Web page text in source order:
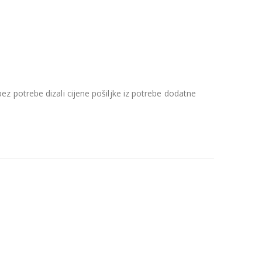
potrebe dizali cijene pošiljke iz potrebe dodatne